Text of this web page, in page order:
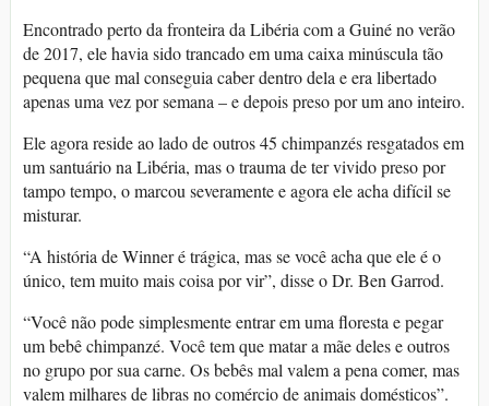
Encontrado perto da fronteira da Libéria com a Guiné no verão
de 2017, ele havia sido trancado em uma caixa minúscula tão
pequena que mal conseguia caber dentro dela e era libertado
apenas uma vez por semana – e depois preso por um ano inteiro.
Ele agora reside ao lado de outros 45 chimpanzés resgatados em
um santuário na Libéria, mas o trauma de ter vivido preso por
tampo tempo, o marcou severamente e agora ele acha difícil se
misturar.
“A história de Winner é trágica, mas se você acha que ele é o
único, tem muito mais coisa por vir”, disse o Dr. Ben Garrod.
“Você não pode simplesmente entrar em uma floresta e pegar
um bebê chimpanzé. Você tem que matar a mãe deles e outros
no grupo por sua carne. Os bebês mal valem a pena comer, mas
valem milhares de libras no comércio de animais domésticos”.